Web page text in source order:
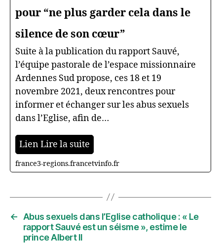
pour “ne plus garder cela dans le
silence de son cœur”
Suite à la publication du rapport Sauvé,
l’équipe pastorale de l’espace missionnaire
Ardennes Sud propose, ces 18 et 19
novembre 2021, deux rencontres pour
informer et échanger sur les abus sexuels
dans l’Eglise, afin de…
Lien Lire la suite
france3-regions.francetvinfo.fr
← Abus sexuels dans l’Eglise catholique : « Le
rapport Sauvé est un séisme », estime le
prince Albert II